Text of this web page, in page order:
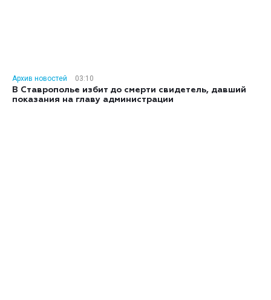
Архив новостей
03:10
В Ставрополье избит до смерти свидетель, давший
показания на главу администрации